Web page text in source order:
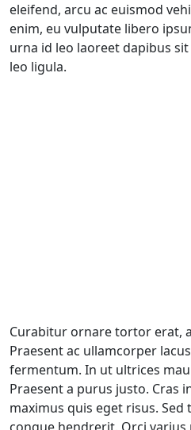
eleifend, arcu ac euismod
enim, eu vulputate libero
urna id leo laoreet dapibus
leo ligula.
Curabitur ornare tortor erat,
Praesent ac ullamcorper
fermentum. In ut ultrices
Praesent a purus justo. Cras
maximus quis eget risus.